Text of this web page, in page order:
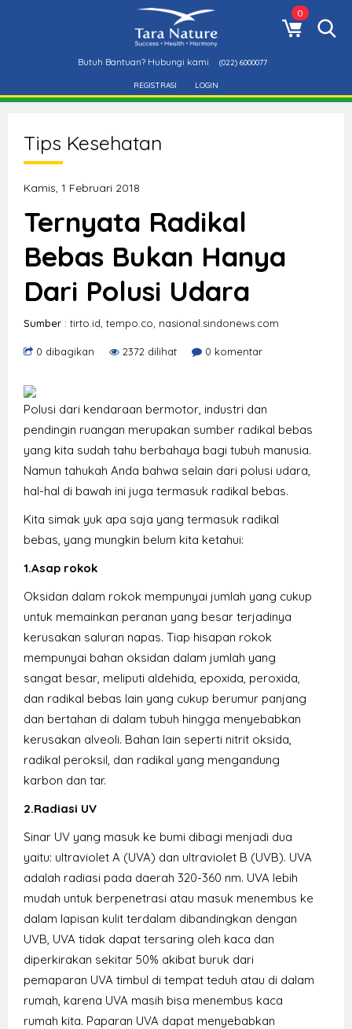
0
Butuh Bantuan? Hubungi kami (022) 6000077
REGISTRASI LOGIN
Tips Kesehatan
Kamis, 1 Februari 2018
Ternyata Radikal
Bebas Bukan Hanya
Dari Polusi Udara
Sumber : tirto.id, tempo.co, nasional.sindonews.com
0 dibagikan 2372 dilihat 0 komentar
Polusi dari kendaraan bermotor, industri dan
pendingin ruangan merupakan sumber radikal bebas
yang kita sudah tahu berbahaya bagi tubuh manusia.
Namun tahukah Anda bahwa selain dari polusi udara,
hal-hal di bawah ini juga termasuk radikal bebas.
Kita simak yuk apa saja yang termasuk radikal
bebas, yang mungkin belum kita ketahui:
1.Asap rokok
Oksidan dalam rokok mempunyai jumlah yang cukup
untuk memainkan peranan yang besar terjadinya
kerusakan saluran napas. Tiap hisapan rokok
mempunyai bahan oksidan dalam jumlah yang
sangat besar, meliputi aldehida, epoxida, peroxida,
dan radikal bebas lain yang cukup berumur panjang
dan bertahan di dalam tubuh hingga menyebabkan
kerusakan alveoli. Bahan lain seperti nitrit oksida,
radikal peroksil, dan radikal yang mengandung
karbon dan tar.
2.Radiasi UV
Sinar UV yang masuk ke bumi dibagi menjadi dua
yaitu: ultraviolet A (UVA) dan ultraviolet B (UVB). UVA
adalah radiasi pada daerah 320-360 nm. UVA lebih
mudah untuk berpenetrasi atau masuk menembus ke
dalam lapisan kulit terdalam dibandingkan dengan
UVB, UVA tidak dapat tersaring oleh kaca dan
diperkirakan sekitar 50% akibat buruk dari
pemaparan UVA timbul di tempat teduh atau di dalam
rumah, karena UVA masih bisa menembus kaca
rumah kita. Paparan UVA dapat menyebabkan